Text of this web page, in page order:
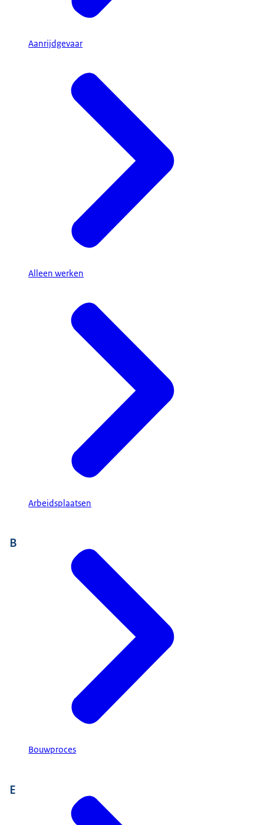
Aanrijdgevaar
Alleen werken
Arbeidsplaatsen
B
Bouwproces
E